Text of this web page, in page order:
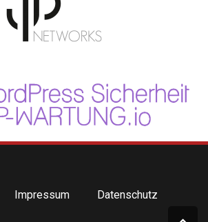
Impressum Datenschutz